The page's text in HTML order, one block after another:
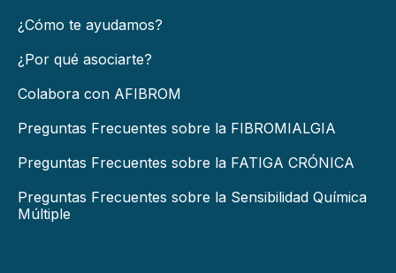
¿Cómo te ayudamos?
¿Por qué asociarte?
Colabora con AFIBROM
Preguntas Frecuentes sobre la FIBROMIALGIA
Preguntas Frecuentes sobre la FATIGA CRÓNICA
Preguntas Frecuentes sobre la Sensibilidad Química
Múltiple